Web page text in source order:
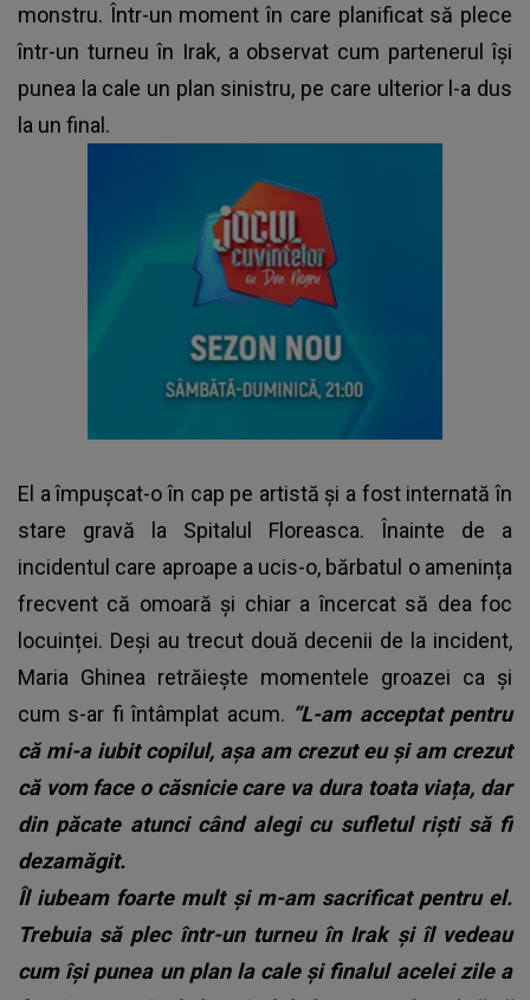
monstru. Într-un moment în care planificat să plece
într-un turneu în Irak, a observat cum partenerul își
punea la cale un plan sinistru, pe care ulterior l-a dus
la un final.
El a împușcat-o în cap pe artistă și a fost internată în
stare gravă la Spitalul Floreasca. Înainte de a
incidentul care aproape a ucis-o, bărbatul o amenința
frecvent că omoară și chiar a încercat să dea foc
locuinței. Deși au trecut două decenii de la incident,
Maria Ghinea retrăiește momentele groazei ca și
cum s-ar fi întâmplat acum. ”L-am acceptat pentru
că mi-a iubit copilul, așa am crezut eu și am crezut
că vom face o căsnicie care va dura toata viața, dar
din păcate atunci când alegi cu sufletul riști să fi
dezamăgit.
Îl iubeam foarte mult și m-am sacrificat pentru el.
Trebuia să plec într-un turneu în Irak și îl vedeau
cum își punea un plan la cale și finalul acelei zile a